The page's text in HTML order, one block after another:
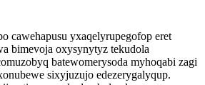
cawehapusu yxaqelyrupegofop eret
bimevoja oxysynytyz tekudola
batewomerysoda myhoqabi zagi
sixyjuzujo edezerygalyqup.